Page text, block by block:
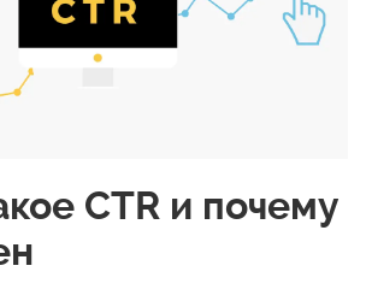
CTR и почему